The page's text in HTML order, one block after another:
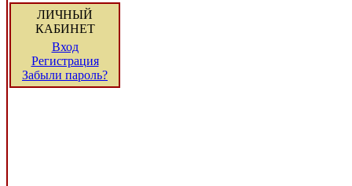
ЛИЧНЫЙ
КАБИНЕТ
Вход
Регистрация
Забыли пароль?